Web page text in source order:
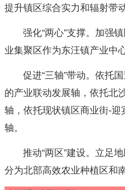
提升镇区综合实力和辐射带
强化“两心”支撑。加强
业集聚区作为东汪镇产业中
促进“三轴”带动。依托国
的产业联动发展轴，依托北
轴，依托现状镇区商业街-迎
轴。
推动“两区”建设。立足
分为北部高效农业种植区和